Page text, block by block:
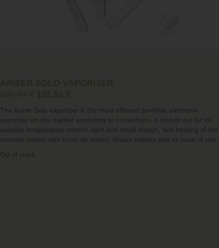
ARIZER SOLO VAPORIZER
152,51 €
The Arizer Solo vaporizer is the most efficient portable electronic
vaporizer on the market according to consumers. It stands out for its
variable temperature control, light and small design, fast heating of the
ceramic heater with fresh air intake, lithium battery and its ease of use.
Out of stock